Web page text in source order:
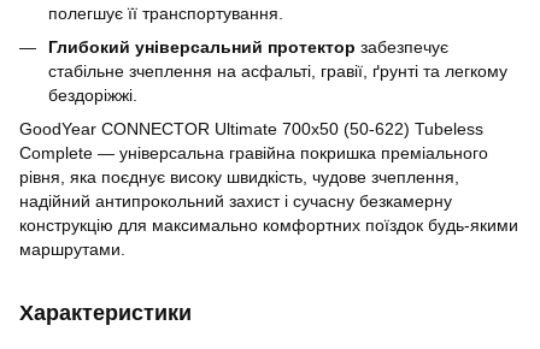
полегшує її транспортування.
Глибокий універсальний протектор забезпечує
стабільне зчеплення на асфальті, гравії, ґрунті та легкому
бездоріжжі.
GoodYear CONNECTOR Ultimate 700x50 (50-622) Tubeless
Complete — універсальна гравійна покришка преміального
рівня, яка поєднує високу швидкість, чудове зчеплення,
надійний антипрокольний захист і сучасну безкамерну
конструкцію для максимально комфортних поїздок будь-якими
маршрутами.
Характеристики